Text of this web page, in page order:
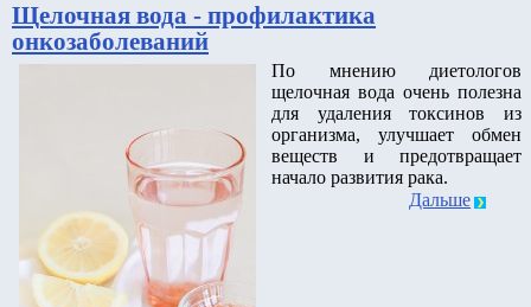
Щелочная вода - профилактика
онкозаболеваний
По мнению диетологов
щелочная вода очень полезна
для удаления токсинов из
организма, улучшает обмен
веществ и предотвращает
начало развития рака.
Дальше